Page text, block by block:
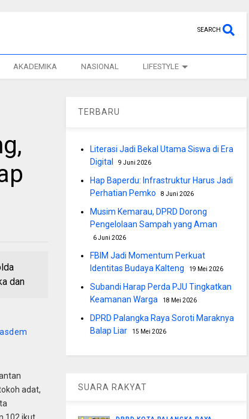
SEARCH
AKADEMIKA NASIONAL LIFESTYLE
dan
adat,
TERBARU
Literasi Jadi Bekal Utama Siswa di Era
Digital
9 Juni 2026
Hap Baperdu: Infrastruktur Harus Jadi
Perhatian Pemko
8 Juni 2026
Musim Kemarau, DPRD Dorong
Pengelolaan Sampah yang Aman
6 Juni 2026
FBIM Jadi Momentum Perkuat
Identitas Budaya Kalteng
19 Mei 2026
Subandi Harap Perda PJU Tingkatkan
Keamanan Warga
18 Mei 2026
DPRD Palangka Raya Soroti Maraknya
Balap Liar
15 Mei 2026
SUARA RAKYAT